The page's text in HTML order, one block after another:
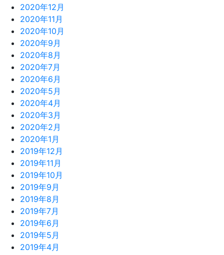
2020年12月
2020年11月
2020年10月
2020年9月
2020年8月
2020年7月
2020年6月
2020年5月
2020年4月
2020年3月
2020年2月
2020年1月
2019年12月
2019年11月
2019年10月
2019年9月
2019年8月
2019年7月
2019年6月
2019年5月
2019年4月